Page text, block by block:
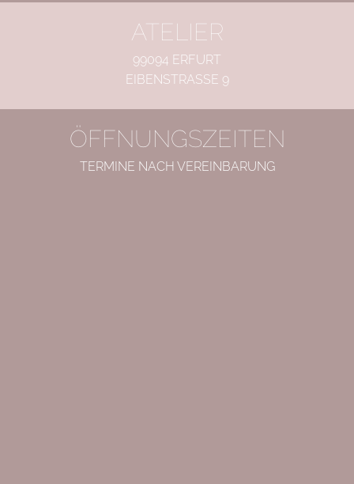
ATELIER
99094 ERFURT
EIBENSTRASSE 9
ÖFFNUNGSZEITEN
TERMINE NACH VEREINBARUNG